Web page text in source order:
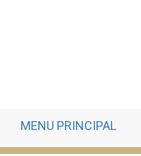
MENU PRINCIPAL